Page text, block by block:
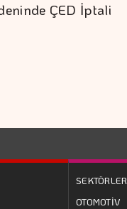
ÇED İptali
SEKTÖRLER
OTOMOTİV